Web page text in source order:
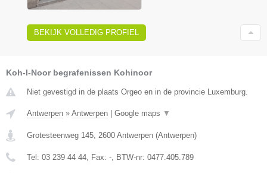
BEKIJK VOLLEDIG PROFIEL
Koh-I-Noor begrafenissen Kohinoor
Niet gevestigd in de plaats Orgeo en in de provincie Luxemburg.
Antwerpen » Antwerpen Google maps ▼
Grotesteenweg 145, 2600 Antwerpen (Antwerpen)
Tel: 03 239 44 44, Fax: -, BTW-nr: 0477.405.789